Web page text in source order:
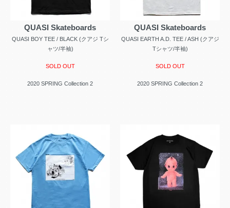
QUASI Skateboards
QUASI BOY TEE / BLACK (クアジ Tシ
ャツ/半袖)
SOLD OUT
2020 SPRING Collection 2
QUASI Skateboards
QUASI EARTH A.D. TEE / ASH (クアジ
Tシャツ/半袖)
SOLD OUT
2020 SPRING Collection 2